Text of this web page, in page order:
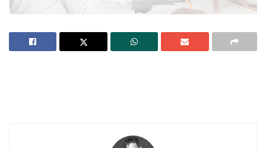
tristes por haber cambiar de escuela, en fin.